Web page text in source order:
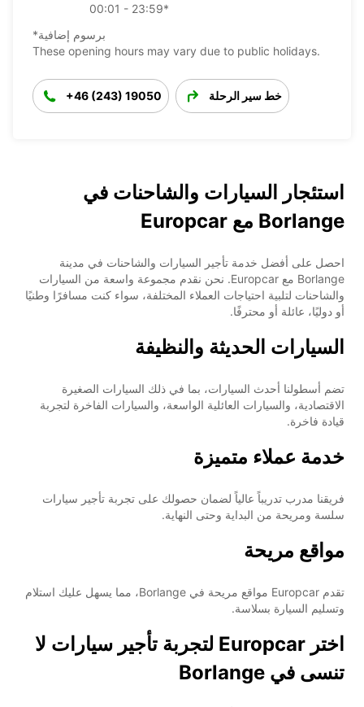
00:01 - 23:59*
*برسوم إضافية
These opening hours may vary due to public holidays.
+46 (243) 19050 خط سير الرحلة
استئجار السيارات والشاحنات في
Borlange مع Europcar
احصل على أفضل خدمة تأجير السيارات والشاحنات في مدينة
Borlange مع Europcar. نحن نقدم مجموعة واسعة من السيارات
والشاحنات لتلبية احتياجات العملاء المختلفة، سواء كنت مسافرًا وطنيًا
أو دوليًا، عائلة أو محترفًا.
السيارات الحديثة والنظيفة
تضم أسطولنا أحدث السيارات، بما في ذلك السيارات الصغيرة
الاقتصادية، والسيارات العائلية الواسعة، والسيارات الفاخرة لتجربة
قيادة فاخرة.
خدمة عملاء متميزة
فريقنا مدرب تدريباً عالياً لضمان حصولك على تجربة تأجير سيارات
سلسة ومريحة من البداية وحتى النهاية.
مواقع مريحة
تقدم Europcar مواقع مريحة في Borlange، مما يسهل عليك استلام
وتسليم السيارة بسلاسة.
اختر Europcar لتجربة تأجير سيارات لا
تنسى في Borlange